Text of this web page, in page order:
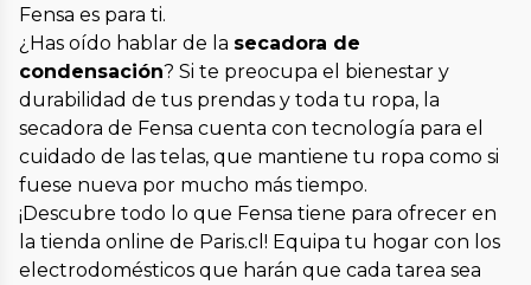
Fensa es para ti.
¿Has oído hablar de la secadora de
condensación? Si te preocupa el bienestar y
durabilidad de tus prendas y toda tu ropa, la
secadora de Fensa cuenta con tecnología para el
cuidado de las telas, que mantiene tu ropa como si
fuese nueva por mucho más tiempo.
¡Descubre todo lo que Fensa tiene para ofrecer en
la tienda online de Paris.cl! Equipa tu hogar con los
electrodomésticos que harán que cada tarea sea